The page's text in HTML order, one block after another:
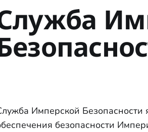
Имперской Безопасности
безопасности